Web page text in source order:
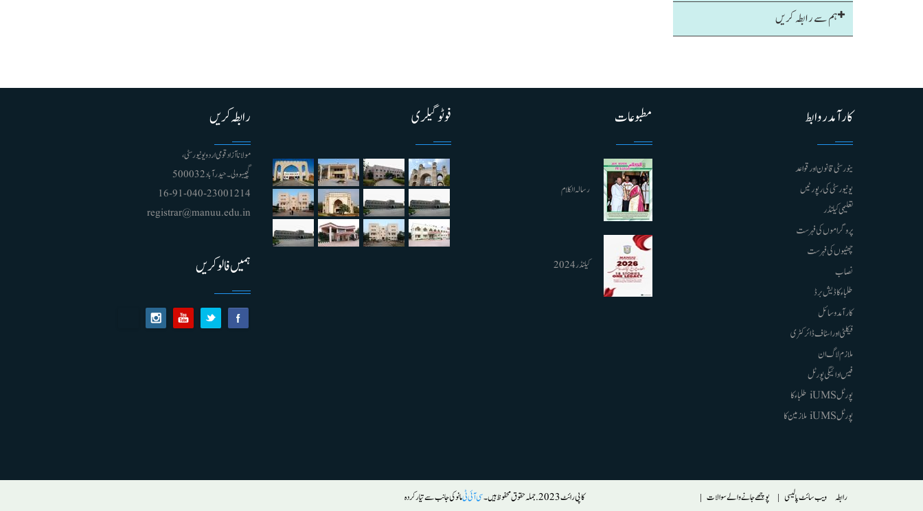
ہم سے رابطہ کریں
کارآمد روابط
ینورسٹی قانون اور قواعد
یونیورسٹی کی رپورٹیں
تعلیمی کیلنڈر
پروگراموں کی فہرست
چھٹیوں کی فہرست
نصاب
طلباء کا ڈیش برڈ
کارآمد وسائل
فیکلٹی اور اسٹاف ڈائرکٹری
ملازم لاگ ان
فیس ادائیگی پورٹل
پورٹل iUMS طلباء کا
پورٹل iUMS ملازمین کا
مطبوعات
رسالہ الکلام
کیلنڈر 2024
فوٹو گیلری رابطہ کریں
مولانا آزاد قومی اردو یونیورسٹی ،
گچیبوولی۔ حیدرآباد 500032
91-040-23001214 - 16
registrar@manuu.edu.in
ہمیں فالو کریں
رابطہ ویب سائٹ پالیسی پوچھے جانے والے سوالات کاپی رائٹ 2023. جملہ حقوق محفوظ ہیں۔ سی آئی ٹیمانو کی جانب سے تیار کردہ